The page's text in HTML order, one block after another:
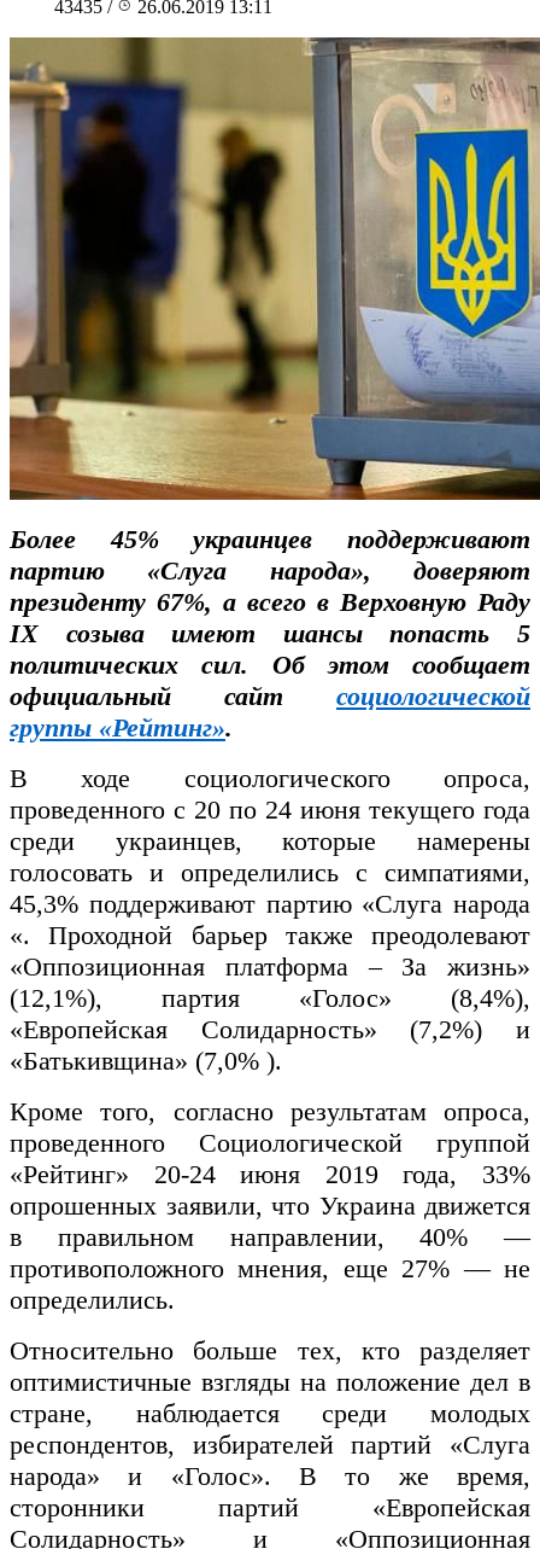
43435 / 26.06.2019 13:11
Более 45% украинцев поддерживают
партию «Слуга народа», доверяют
президенту 67%, а всего в Верховную Раду
IX созыва имеют шансы попасть 5
политических сил. Об этом сообщает
официальный сайт социологической
группы «Рейтинг».
В ходе социологического опроса,
проведенного с 20 по 24 июня текущего года
среди украинцев, которые намерены
голосовать и определились с симпатиями,
45,3% поддерживают партию «Слуга народа
«. Проходной барьер также преодолевают
«Оппозиционная платформа – За жизнь»
(12,1%), партия «Голос» (8,4%),
«Европейская Солидарность» (7,2%) и
«Батькивщина» (7,0% ).
Кроме того, согласно результатам опроса,
проведенного Социологической группой
«Рейтинг» 20-24 июня 2019 года, 33%
опрошенных заявили, что Украина движется
в правильном направлении, 40% —
противоположного мнения, еще 27% — не
определились.
Относительно больше тех, кто разделяет
оптимистичные взгляды на положение дел в
стране, наблюдается среди молодых
респондентов, избирателей партий «Слуга
народа» и «Голос». В то же время,
сторонники партий «Европейская
Солидарность» и «Оппозиционная